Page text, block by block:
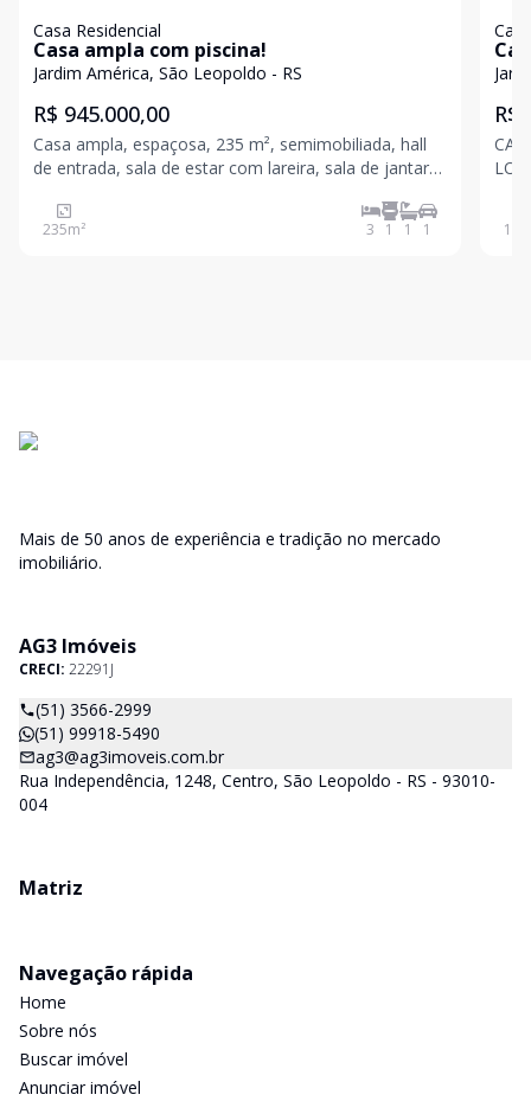
Casa Residencial
Casa ampla com piscina!
Jardim América, São Leopoldo - RS
R$ 945.000,00
Casa ampla, espaçosa, 235 m², semimobiliada, hall
de entrada, sala de estar com lareira, sala de jantar
churrasqueira, office com ótima iluminação natural,
banheiro social, 2 lavabos, 3 dormitório, sendo 1
235m² 3 1 1 1
R$
150
Mais de 50 anos de experiência e tradição no mercado
imobiliário.
AG3 Imóveis
CRECI: 22291J
(51) 3566-2999
(51) 99918-5490
ag3@ag3imoveis.com.br
Rua Independência, 1248, Centro, São Leopoldo - RS - 93010-
004
Matriz
Navegação rápida
Home
Sobre nós
Buscar imóvel
Anunciar imóvel